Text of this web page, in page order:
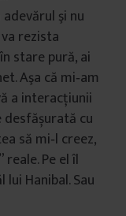
şi nu
rezista
stare pură, ai
Aşa că mi‑am
a interacţiunii
desfășurată cu
să mi‑l creez,
Pe el îl
Hanibal. Sau